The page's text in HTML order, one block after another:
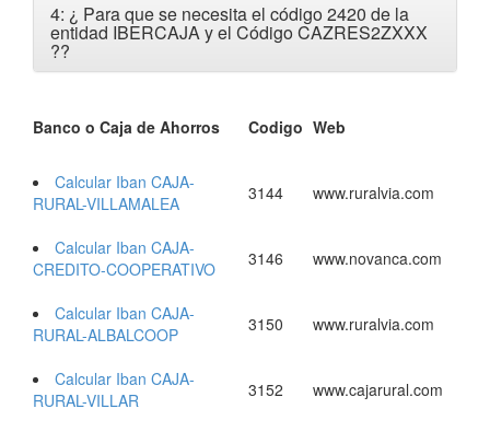
4: ¿ Para que se necesita el código 2420 de la
entidad IBERCAJA y el Código CAZRES2ZXXX
??
Banco o Caja de Ahorros Codigo Web
Calcular Iban CAJA-
RURAL-VILLAMALEA
3144 www.ruralvia.com
Calcular Iban CAJA-
CREDITO-COOPERATIVO
3146 www.novanca.com
Calcular Iban CAJA-
RURAL-ALBALCOOP
3150 www.ruralvia.com
Calcular Iban CAJA-
RURAL-VILLAR
3152 www.cajarural.com